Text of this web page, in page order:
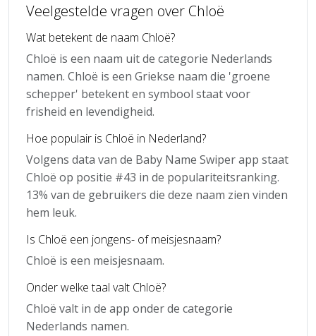
Veelgestelde vragen over Chloë
Wat betekent de naam Chloë?
Chloë is een naam uit de categorie Nederlands
namen. Chloë is een Griekse naam die 'groene
schepper' betekent en symbool staat voor
frisheid en levendigheid.
Hoe populair is Chloë in Nederland?
Volgens data van de Baby Name Swiper app staat
Chloë op positie #43 in de populariteitsranking.
13% van de gebruikers die deze naam zien vinden
hem leuk.
Is Chloë een jongens- of meisjesnaam?
Chloë is een meisjesnaam.
Onder welke taal valt Chloë?
Chloë valt in de app onder de categorie
Nederlands namen.